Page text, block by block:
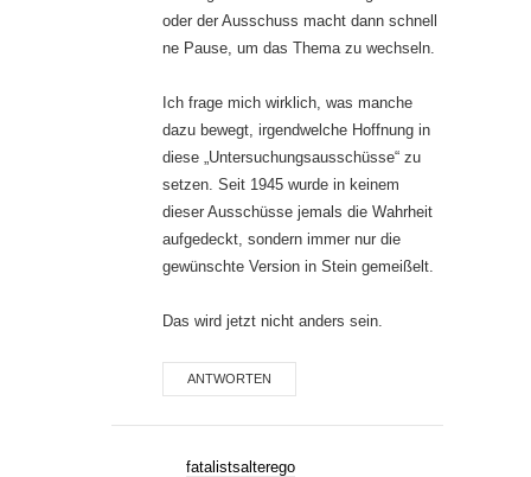
oder der Ausschuss macht dann schnell
ne Pause, um das Thema zu wechseln.
Ich frage mich wirklich, was manche
dazu bewegt, irgendwelche Hoffnung in
diese „Untersuchungsausschüsse“ zu
setzen. Seit 1945 wurde in keinem
dieser Ausschüsse jemals die Wahrheit
aufgedeckt, sondern immer nur die
gewünschte Version in Stein gemeißelt.
Das wird jetzt nicht anders sein.
ANTWORTEN
fatalistsalterego